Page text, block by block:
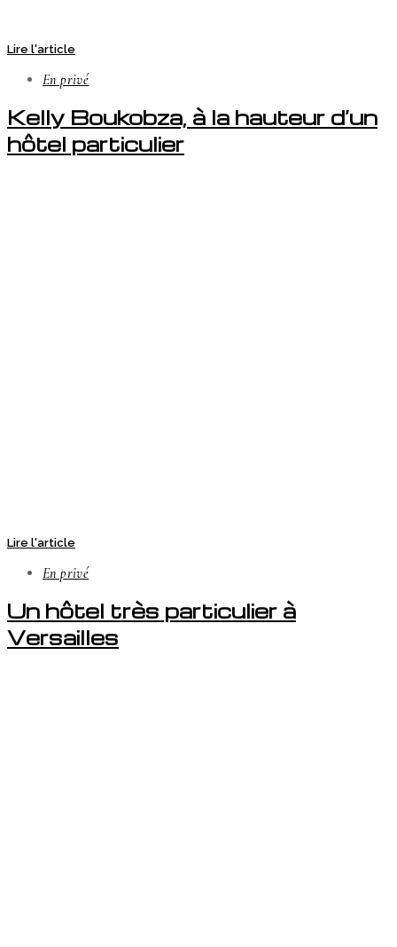
Lire l'article
En privé
Kelly Boukobza, à la hauteur d’un
hôtel particulier
Lire l'article
En privé
Un hôtel très particulier à
Versailles